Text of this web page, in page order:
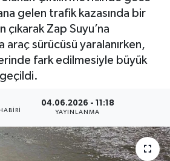
gelen trafik kazasında bir
Zap Suyu’na
araç sürücüsü yaralanırken,
fark edilmesiyle büyük
04.06.2026 - 11:18
YAYINLANMA